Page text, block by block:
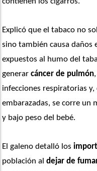
Explicó que el tabaco no
sino también causa daños
expuestos al humo del
generar cáncer de pulmón
infecciones respiratorias y,
embarazadas, se corre un
y bajo peso del bebé.
El galeno detalló los
población al dejar de